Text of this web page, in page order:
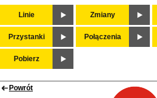
Linie Zmiany
Przystanki Połączenia
Pobierz
Powrót